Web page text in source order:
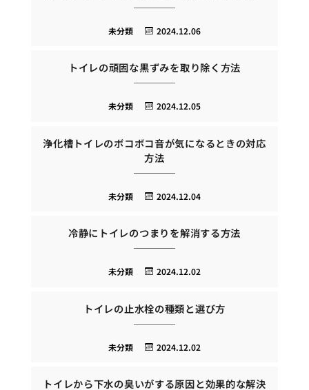
2024.12.06
未分類
トイレの頑固な黒ずみを取り除く方法
2024.12.05
未分類
浄化槽トイレのボコボコ音が気になるときの対応
方法
2024.12.04
未分類
冷静にトイレのつまりを解消する方法
2024.12.02
未分類
トイレの止水栓の種類と選び方
2024.12.02
未分類
トイレから下水の臭いがする原因と効果的な解決